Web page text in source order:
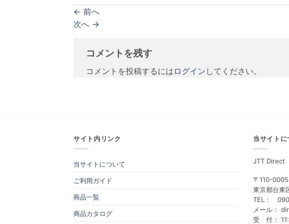
← 前へ
次へ →
コメントを残す
コメントを投稿するには ログイン してください。
サイト内リンク
当サイトについて
ご利用ガイド
商品一覧
商品カタログ
当サイトに
JTT Direct
〒110-0005
東京都台東
TEL：
メール：
受 付：